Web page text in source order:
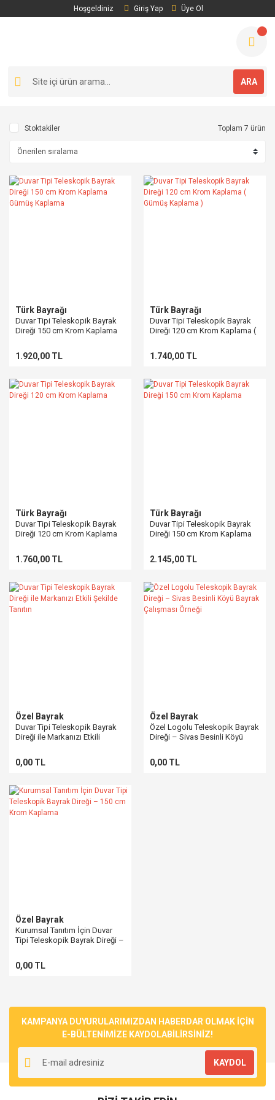
Hoşgeldiniz Giriş Yap Üye Ol
ARA
Stoktakiler Toplam 7 ürün
Türk Bayrağı
Duvar Tipi Teleskopik Bayrak
Direği 150 cm Krom Kaplama
1.920,00 TL
Türk Bayrağı
Duvar Tipi Teleskopik Bayrak
Direği 120 cm Krom Kaplama (
1.740,00 TL
Türk Bayrağı
Duvar Tipi Teleskopik Bayrak
Direği 120 cm Krom Kaplama
1.760,00 TL
Türk Bayrağı
Duvar Tipi Teleskopik Bayrak
Direği 150 cm Krom Kaplama
2.145,00 TL
Özel Bayrak
Duvar Tipi Teleskopik Bayrak
Direği ile Markanızı Etkili
0,00 TL
Özel Bayrak
Özel Logolu Teleskopik Bayrak
Direği – Sivas Besinli Köyü
0,00 TL
Özel Bayrak
Kurumsal Tanıtım İçin Duvar
Tipi Teleskopik Bayrak Direği –
0,00 TL
KAMPANYA DUYURULARIMIZDAN HABERDAR OLMAK İÇİN
E-BÜLTENİMİZE KAYDOLABİLİRSİNİZ!
KAYDOL